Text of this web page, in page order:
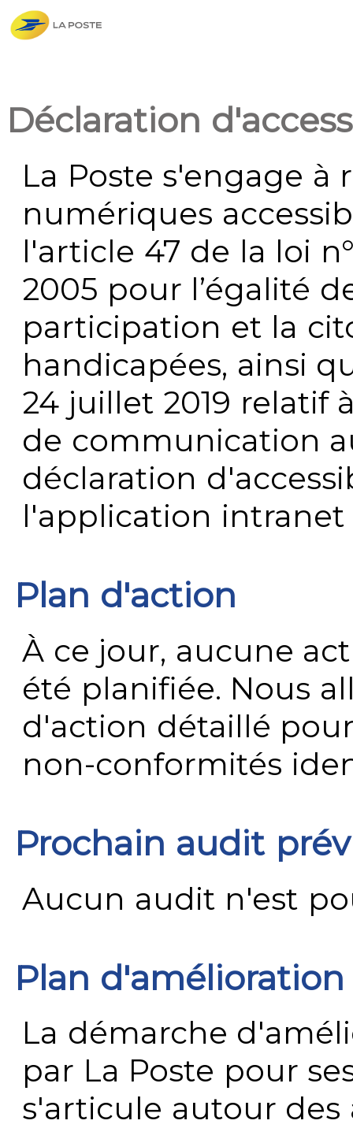
Déclaration
La Poste s'engage à
numériques
l'article 47 de la loi
2005 pour l’égalité
participation et la
handicapées, ainsi
24 juillet 2019 relatif
de communication
déclaration
l'application
Plan d'action
À ce jour, aucune
été planifiée. Nous
d'action détaillé
non-conformités
Prochain audit
Aucun audit n'est
Plan
La démarche
par La Poste pour
s'articule autour des